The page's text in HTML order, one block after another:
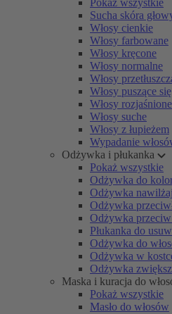
Pokaż wszystkie
Sucha skóra
Włosy cienkie
Włosy farbowane
Włosy kręcone
Włosy normalne
Włosy
Włosy puszące się
Włosy rozjaśnione
Włosy suche
Włosy z łupieżem
Wypadanie
Odżywka i płukanka
Pokaż wszystkie
Odżywka do
Odżywka
Odżywka
Odżywka przeciw
Płukanka do
Odżywka do
Odżywka w
Odżywka
Maska i kuracja do
Pokaż wszystkie
Masło do włosów